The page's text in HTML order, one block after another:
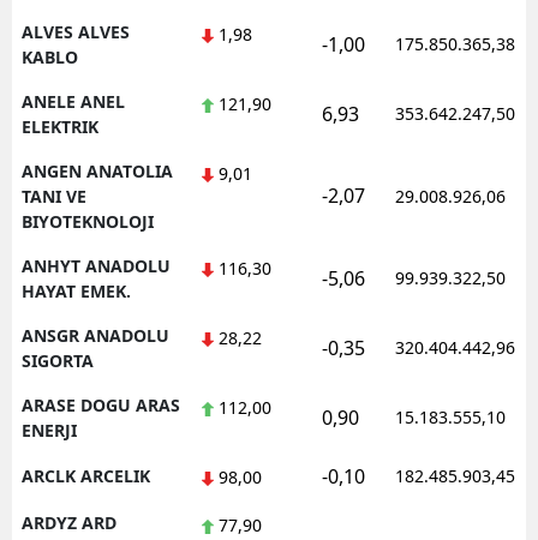
Yalova
Osmaniye
ALVES ALVES
KABLO
1,98 -1,00 175.850.365,38
ANELE ANEL
ELEKTRIK
121,90 6,93 353.642.247,50
ANGEN ANATOLIA
TANI VE
BIYOTEKNOLOJI
9,01
-2,07 29.008.926,06
ANHYT ANADOLU
HAYAT EMEK.
116,30 -5,06 99.939.322,50
ANSGR ANADOLU
SIGORTA
28,22 -0,35 320.404.442,96
ARASE DOGU ARAS
ENERJI
112,00 0,90 15.183.555,10
ARCLK ARCELIK 98,00 -0,10 182.485.903,45
ARDYZ ARD
77,90